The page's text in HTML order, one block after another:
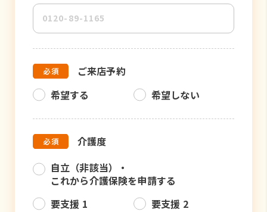
ご来店予約
希望する
希望しない
介護度
自立（非該当）・
これから介護保険を申請する
要支援 1
要支援 2